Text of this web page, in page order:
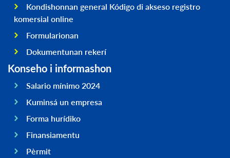
Kondishonnan general Kódigo di akseso registro
komersial online
Formularionan
Dokumentunan rekerí
Konseho i informashon
Salario mínimo 2024
Kuminsá un empresa
Forma hurídiko
Finansiamentu
Pèrmit